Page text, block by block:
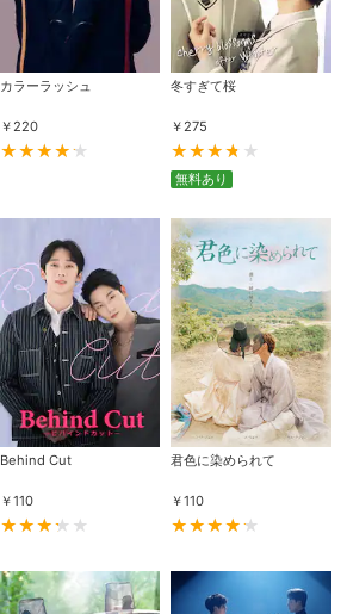
スマホなどでRakuten TVを視聴する際のデ
バイス連携の設定ができます。
求められるのでお子さまがいても安心で
す。
レスの変更が可能です。
定額見放題コンテンツの解約はこちらから
可能です。
ログアウト
カラーラッシュ
￥ 220
冬すぎて桜
￥ 275
無料あり
Behind Cut
￥110
君色に染められて
￥110